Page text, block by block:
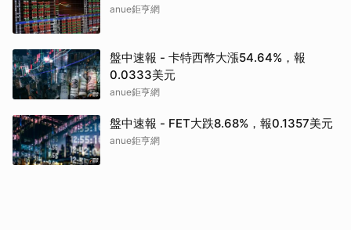
anue鉅亨網
盤中速報 - 卡特西幣大漲54.64%，報
0.0333美元
anue鉅亨網
盤中速報 - FET大跌8.68%，報0.1357美元
anue鉅亨網